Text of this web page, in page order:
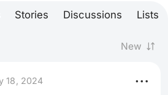
Stories Discussions Lists
New
18, 2024